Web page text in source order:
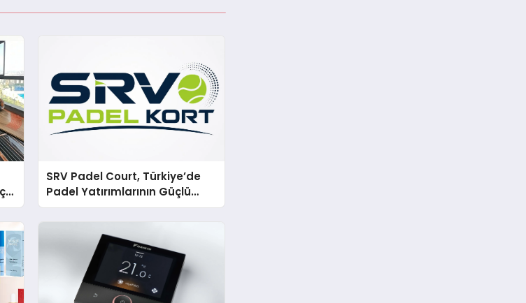
SRV Padel Court, Türkiye’de
Padel Yatırımlarının Güçlü
Markası Olmayı Sürdürüyor